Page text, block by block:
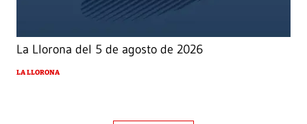
La Llorona del 5 de agosto de 2026
LA LLORONA